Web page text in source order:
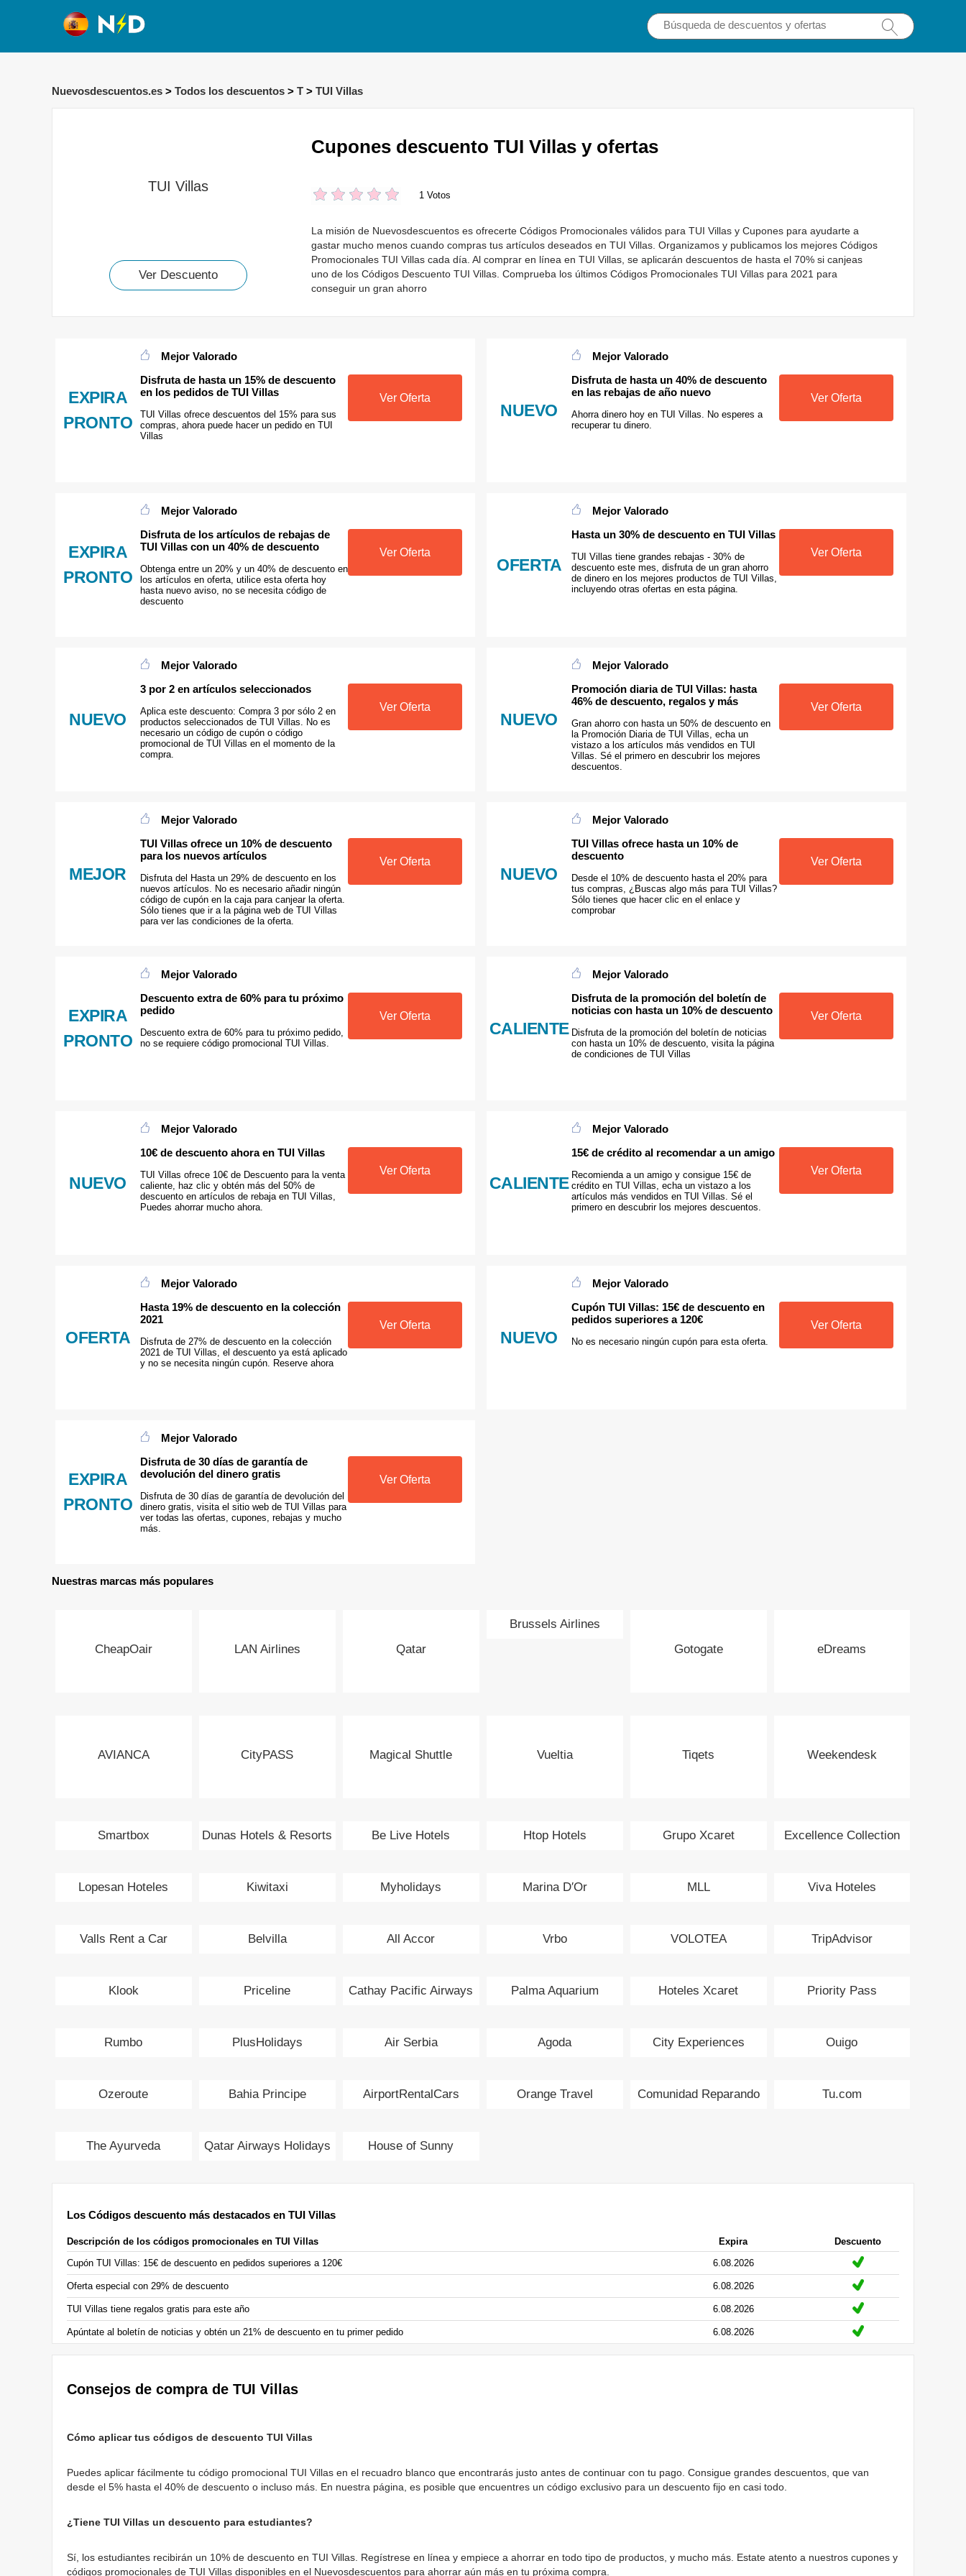
Nuevosdescuentos.es > Todos los descuentos > T > TUI Villas
TUI Villas
Ver Descuento
Cupones descuento TUI Villas y ofertas
1 Votos
La misión de Nuevosdescuentos es ofrecerte Códigos Promocionales válidos para TUI Villas y Cupones para ayudarte a
gastar mucho menos cuando compras tus artículos deseados en TUI Villas. Organizamos y publicamos los mejores Códigos
Promocionales TUI Villas cada día. Al comprar en línea en TUI Villas, se aplicarán descuentos de hasta el 70% si canjeas
uno de los Códigos Descuento TUI Villas. Comprueba los últimos Códigos Promocionales TUI Villas para 2021 para
conseguir un gran ahorro
EXPIRA
PRONTO
Mejor Valorado
Disfruta de hasta un 15% de descuento
en los pedidos de TUI Villas
TUI Villas ofrece descuentos del 15% para sus
compras, ahora puede hacer un pedido en TUI
Villas
Ver Oferta
NUEVO
Mejor Valorado
Disfruta de hasta un 40% de descuento
en las rebajas de año nuevo
Ahorra dinero hoy en TUI Villas. No esperes a
recuperar tu dinero.
Ver Oferta
EXPIRA
PRONTO
Mejor Valorado
Disfruta de los artículos de rebajas de
TUI Villas con un 40% de descuento
Obtenga entre un 20% y un 40% de descuento en
los artículos en oferta, utilice esta oferta hoy
hasta nuevo aviso, no se necesita código de
descuento
Ver Oferta
OFERTA
Mejor Valorado
Hasta un 30% de descuento en TUI Villas
TUI Villas tiene grandes rebajas - 30% de
descuento este mes, disfruta de un gran ahorro
de dinero en los mejores productos de TUI Villas,
incluyendo otras ofertas en esta página.
Ver Oferta
NUEVO
Mejor Valorado
3 por 2 en artículos seleccionados
Aplica este descuento: Compra 3 por sólo 2 en
productos seleccionados de TUI Villas. No es
necesario un código de cupón o código
promocional de TUI Villas en el momento de la
compra.
Ver Oferta
NUEVO
Mejor Valorado
Promoción diaria de TUI Villas: hasta
46% de descuento, regalos y más
Gran ahorro con hasta un 50% de descuento en
la Promoción Diaria de TUI Villas, echa un
vistazo a los artículos más vendidos en TUI
Villas. Sé el primero en descubrir los mejores
descuentos.
Ver Oferta
MEJOR
Mejor Valorado
TUI Villas ofrece un 10% de descuento
para los nuevos artículos
Disfruta del Hasta un 29% de descuento en los
nuevos artículos. No es necesario añadir ningún
código de cupón en la caja para canjear la oferta.
Sólo tienes que ir a la página web de TUI Villas
para ver las condiciones de la oferta.
Ver Oferta
NUEVO
Mejor Valorado
TUI Villas ofrece hasta un 10% de
descuento
Desde el 10% de descuento hasta el 20% para
tus compras, ¿Buscas algo más para TUI Villas?
Sólo tienes que hacer clic en el enlace y
comprobar
Ver Oferta
EXPIRA
PRONTO
Mejor Valorado
Descuento extra de 60% para tu próximo
pedido
Descuento extra de 60% para tu próximo pedido,
no se requiere código promocional TUI Villas.
Ver Oferta
CALIENTE
Mejor Valorado
Disfruta de la promoción del boletín de
noticias con hasta un 10% de descuento
Disfruta de la promoción del boletín de noticias
con hasta un 10% de descuento, visita la página
de condiciones de TUI Villas
Ver Oferta
NUEVO
Mejor Valorado
10€ de descuento ahora en TUI Villas
TUI Villas ofrece 10€ de Descuento para la venta
caliente, haz clic y obtén más del 50% de
descuento en artículos de rebaja en TUI Villas,
Puedes ahorrar mucho ahora.
Ver Oferta
CALIENTE
Mejor Valorado
15€ de crédito al recomendar a un amigo
Recomienda a un amigo y consigue 15€ de
crédito en TUI Villas, echa un vistazo a los
artículos más vendidos en TUI Villas. Sé el
primero en descubrir los mejores descuentos.
Ver Oferta
OFERTA
Mejor Valorado
Hasta 19% de descuento en la colección
2021
Disfruta de 27% de descuento en la colección
2021 de TUI Villas, el descuento ya está aplicado
y no se necesita ningún cupón. Reserve ahora
Ver Oferta
NUEVO
Mejor Valorado
Cupón TUI Villas: 15€ de descuento en
pedidos superiores a 120€
No es necesario ningún cupón para esta oferta.
Ver Oferta
EXPIRA
PRONTO
Mejor Valorado
Disfruta de 30 días de garantía de
devolución del dinero gratis
Disfruta de 30 días de garantía de devolución del
dinero gratis, visita el sitio web de TUI Villas para
ver todas las ofertas, cupones, rebajas y mucho
más.
Ver Oferta
Nuestras marcas más populares
CheapOair LAN Airlines Qatar
Brussels Airlines
Gotogate
eDreams
AVIANCA CityPASS Magical Shuttle Vueltia Tiqets Weekendesk
Smartbox Dunas Hotels & Resorts Be Live Hotels Htop Hotels Grupo Xcaret Excellence Collection
Lopesan Hoteles Kiwitaxi Myholidays Marina D′Or MLL Viva Hoteles
Valls Rent a Car Belvilla All Accor Vrbo VOLOTEA TripAdvisor
Klook Priceline Cathay Pacific Airways Palma Aquarium Hoteles Xcaret Priority Pass
Rumbo PlusHolidays Air Serbia Agoda City Experiences Ouigo
Ozeroute Bahia Principe AirportRentalCars Orange Travel Comunidad Reparando Tu.com
The Ayurveda Qatar Airways Holidays House of Sunny
Los Códigos descuento más destacados en TUI Villas
Descripción de los códigos promocionales en TUI Villas Expira
Descuento
Cupón TUI Villas: 15€ de descuento en pedidos superiores a 120€
6.08.2026
Oferta especial con 29% de descuento 6.08.2026
TUI Villas tiene regalos gratis para este año 6.08.2026
Apúntate al boletín de noticias y obtén un 21% de descuento en tu primer pedido 6.08.2026
Consejos de compra de TUI Villas
Cómo aplicar tus códigos de descuento TUI Villas
Puedes aplicar fácilmente tu código promocional TUI Villas en el recuadro blanco que encontrarás justo antes de continuar con tu pago. Consigue grandes descuentos, que van
desde el 5% hasta el 40% de descuento o incluso más. En nuestra página, es posible que encuentres un código exclusivo para un descuento fijo en casi todo.
¿Tiene TUI Villas un descuento para estudiantes?
Sí, los estudiantes recibirán un 10% de descuento en TUI Villas. Regístrese en línea y empiece a ahorrar en todo tipo de productos, y mucho más. Estate atento a nuestros cupones y
códigos promocionales de TUI Villas disponibles en el Nuevosdescuentos para ahorrar aún más en tu próxima compra.